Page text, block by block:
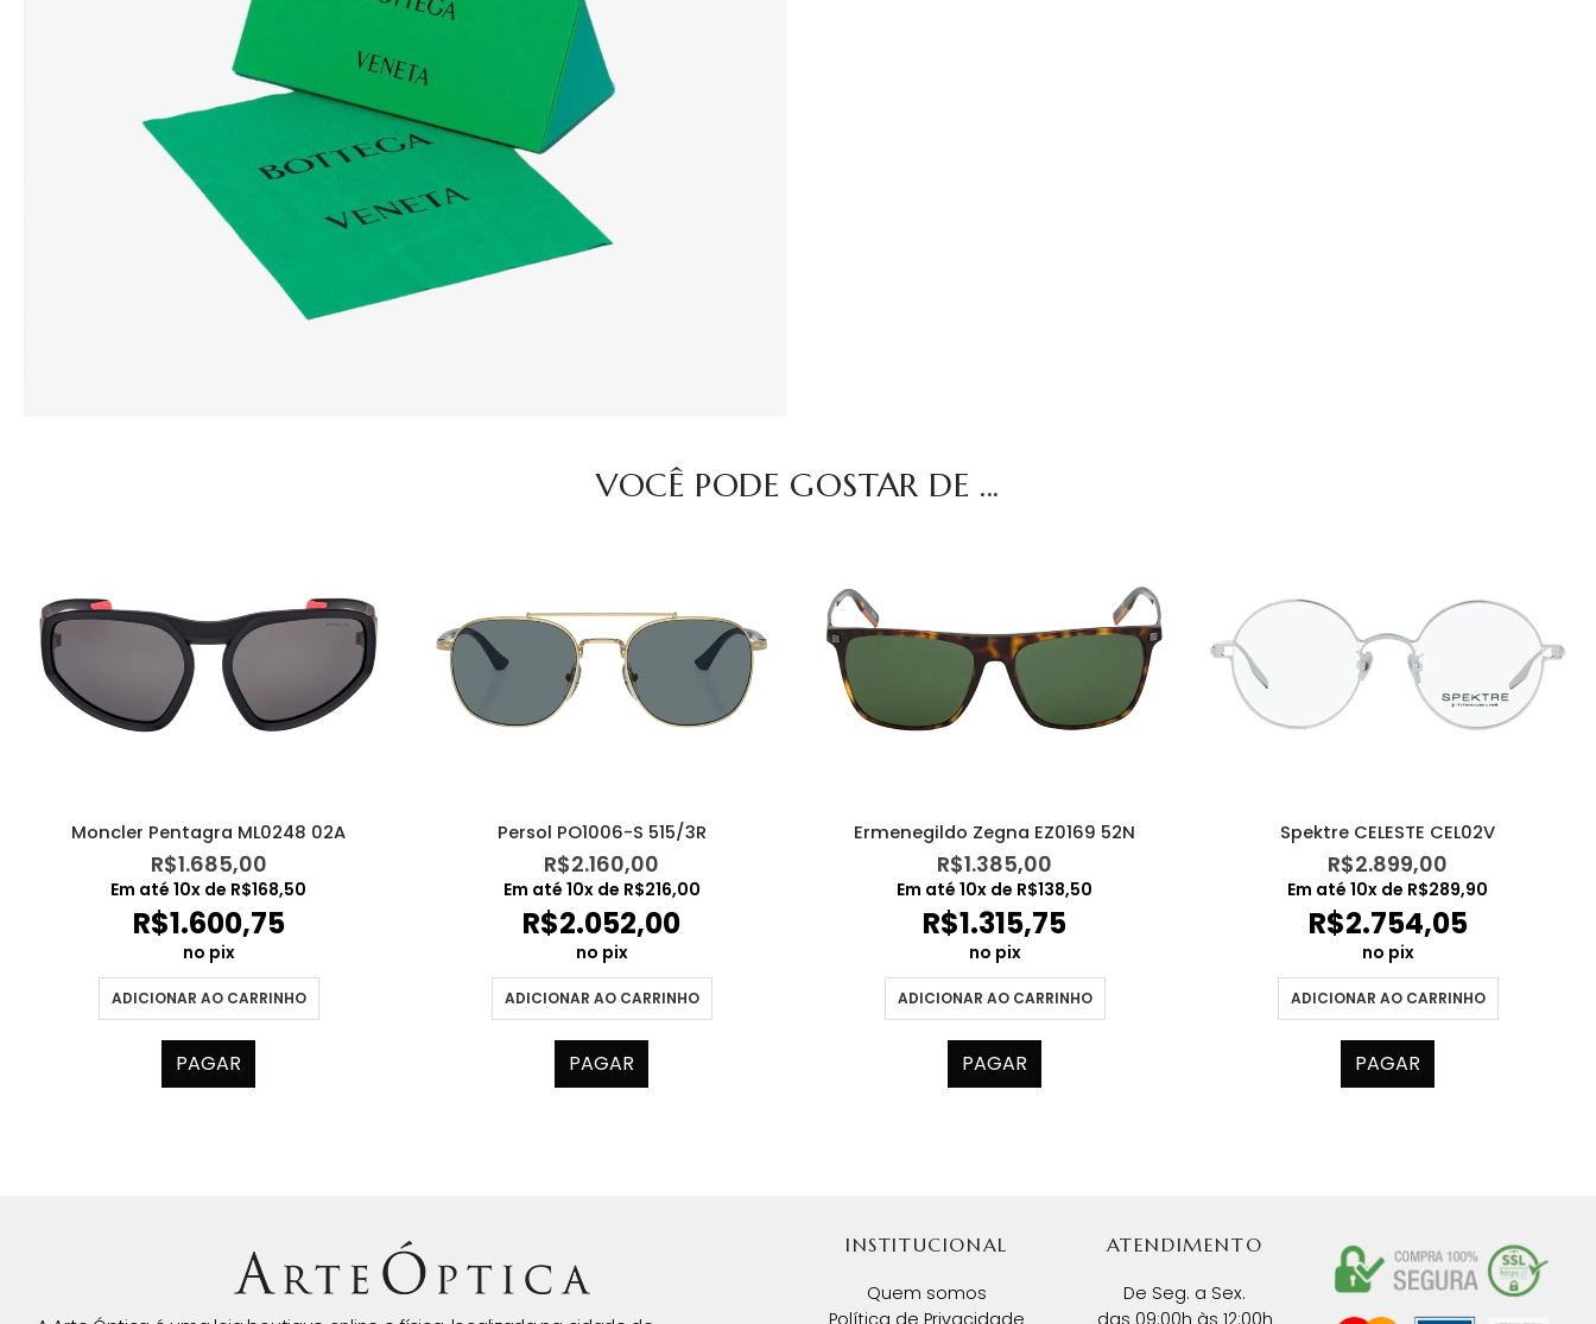
VOCÊ PODE GOSTAR DE ...
Moncler Pentagra ML0248 02A
R$1.685,00
Em até 10x de R$168,50
R$1.600,75
no pix
ADICIONAR AO CARRINHO
PAGAR
Persol PO1006-S 515/3R
R$2.160,00
Em até 10x de R$216,00
R$2.052,00
no pix
ADICIONAR AO CARRINHO
PAGAR
Ermenegildo Zegna EZ0169 52N
R$1.385,00
Em até 10x de R$138,50
R$1.315,75
no pix
ADICIONAR AO CARRINHO
PAGAR
Spektre CELESTE CEL02V
R$2.899,00
Em até 10x de R$289,90
R$2.754,05
no pix
ADICIONAR AO CARRINHO
PAGAR
INSTITUCIONAL
Quem somos
Política de Privacidade
ATENDIMENTO
De Seg. a Sex.
das 09:00h às 12:00h